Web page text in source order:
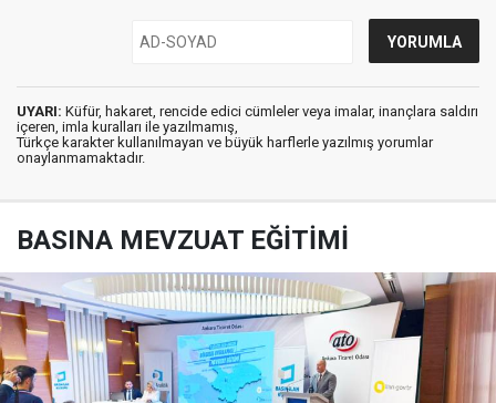
UYARI: Küfür, hakaret, rencide edici cümleler veya imalar, inançlara saldırı
içeren, imla kuralları ile yazılmamış,
Türkçe karakter kullanılmayan ve büyük harflerle yazılmış yorumlar
onaylanmamaktadır.
BASINA MEVZUAT EĞİTİMİ